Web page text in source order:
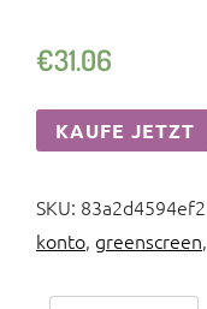
€31.06
KAUFE JETZT
SKU: 83a2d4594ef2
konto, greenscreen,